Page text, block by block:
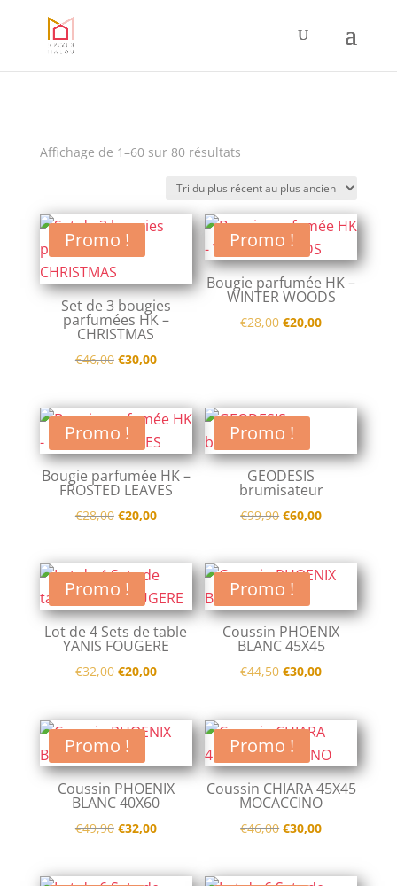
Affichage de 1–60 sur 80 résultatsTrié
récent
au
plus
ancien
Promo !
Set de 3 bougies
parfumées HK –
CHRISTMAS
€46,00 Le
initial
était :
€46,00.
€30,00Le
actuel
est :
€30,00.
Promo !
Bougie parfumée HK –
WINTER WOODS
€28,00 Le
€28,00.
€20,00Le
€20,00.
Promo !
Bougie parfumée HK –
FROSTED LEAVES
€28,00 Le
initial
était :
€28,00.
€20,00Le
actuel
est :
€20,00.
Promo !
GEODESIS
brumisateur
€99,90 Le
initial
était :
€99,90.
€60,00Le
actuel
est :
€60,00.
Promo !
Lot de 4 Sets de table
YANIS FOUGERE
€32,00 Le
initial
était :
€32,00.
€20,00Le
actuel
est :
€20,00.
Promo !
Coussin PHOENIX
BLANC 45X45
€44,50 Le
initial
était :
€44,50.
€30,00Le
actuel
est :
€30,00.
Promo !
Coussin PHOENIX
BLANC 40X60
€49,90 Le
initial
€32,00Le
actuel
Promo !
Coussin CHIARA 45X45
MOCACCINO
€46,00 Le
initial
€30,00Le
actuel